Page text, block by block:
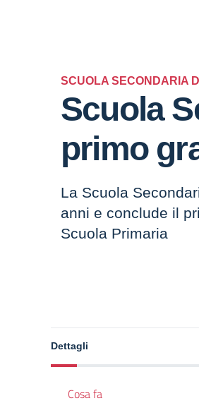
SCUOLA SECONDARIA
Scuola
primo
La Scuola
anni e conclude il
Scuola Primaria
Dettagli
Cosa fa